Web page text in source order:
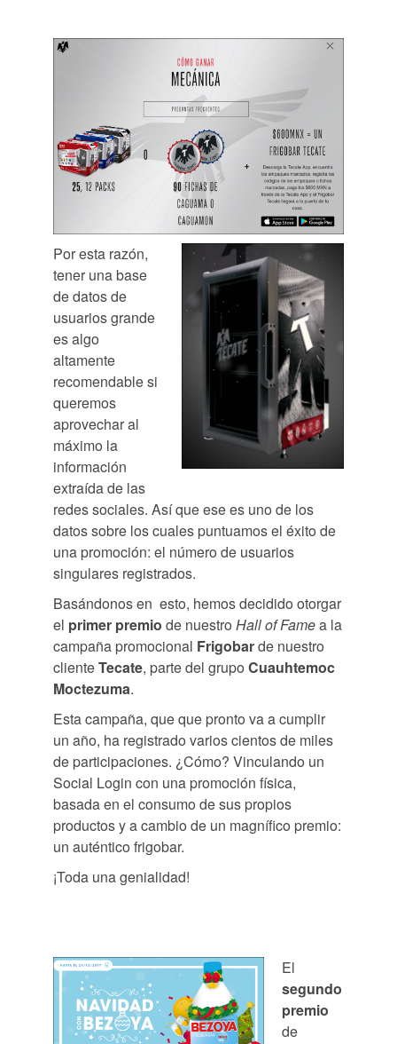
Por esta razón,
tener una base
de datos de
usuarios grande
es algo
altamente
recomendable si
queremos
aprovechar al
máximo la
información
extraída de las
redes sociales. Así que ese es uno de los
datos sobre los cuales puntuamos el éxito de
una promoción: el número de usuarios
singulares registrados.
Basándonos en esto, hemos decidido otorgar
el primer premio de nuestro Hall of Famea la
campaña promocional Frigobarde nuestro
clienteTecate, parte del grupo Cuauhtemoc
Moctezuma.
Esta campaña, que que pronto va a cumplir
un año, ha registrado varios cientos de miles
de participaciones. ¿Cómo? Vinculando un
Social Login con una promoción física,
basada en el consumo de sus propios
productos y a cambio de un magnífico premio:
un auténtico frigobar.
¡Toda una genialidad!
El
segundo
premio
de